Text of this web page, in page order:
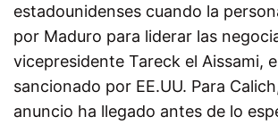
estadounidenses cuando la
por Maduro para liderar las
vicepresidente Tareck el Aissami,
sancionado por EE.UU. Para
anuncio ha llegado antes de lo